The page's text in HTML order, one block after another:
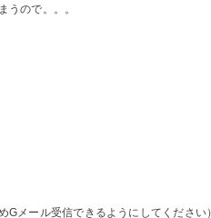
うので。。。
Gメール受信できるようにしてください